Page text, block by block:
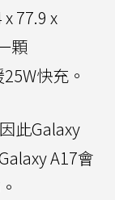
77.9 x
顆
快充。
此Galaxy
A17會